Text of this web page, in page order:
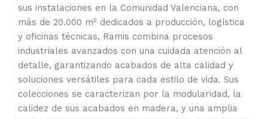
sus instalaciones en la Comunidad Valenciana, con
más de 20.000 m² dedicados a producción, logística
y oficinas técnicas, Ramis combina procesos
industriales avanzados con una cuidada atención al
detalle, garantizando acabados de alta calidad y
soluciones versátiles para cada estilo de vida. Sus
colecciones se caracterizan por la modularidad, la
calidez de sus acabados en madera, y una amplia